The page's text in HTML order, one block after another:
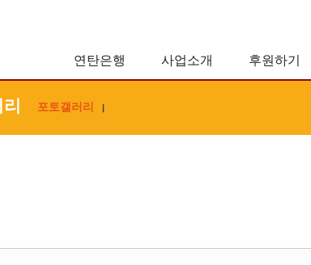
연탄은행 사업소개 후원하기
포토갤러리 |